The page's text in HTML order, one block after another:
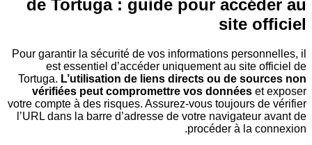
de Tortuga : guide pour
site
Pour garantir la sécurité de vos informations
est essentiel d’accéder uniquement au site
Tortuga.L’utilisation de liens directs ou de
vérifiées peut compromettre vos données
votre compte à des risques. Assurez-vous toujours
l’URL dans la barre d’adresse de votre
procéder à la